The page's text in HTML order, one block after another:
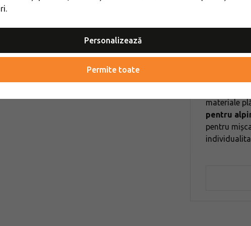
Rafiki
.
materiale
pentru
pentru
Personalizează
Permite toate